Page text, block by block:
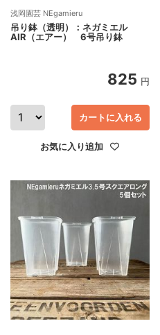
浅岡園芸 NEgamieru
吊り鉢（透明）：ネガミエル
AIR（エアー） 6号吊り鉢
825 円
カートに入れる
お気に入り追加